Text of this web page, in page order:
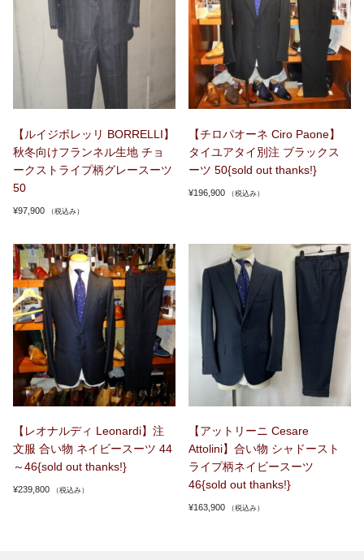
【ルイジボレッリ BORRELLI】
秋冬向けフランネル生地 チョ
ークストライプ柄グレースーツ
50
¥97,900 （税込み）
【チロパオーネ Ciro Paone】
タイユアタイ別注 ブラックス
ーツ 50{sold out thanks!}
¥196,900 （税込み）
【レオナルディ Leonardi】注
文服 合い物 ネイビースーツ 44
～46{sold out thanks!}
¥239,800 （税込み）
【アットリーニ Cesare
Attolini】合い物 シャドースト
ライプ柄ネイビースーツ
46{sold out thanks!}
¥163,900 （税込み）